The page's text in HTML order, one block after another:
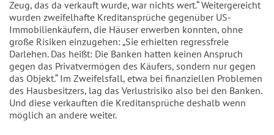
Zeug, das da verkauft wurde, war nichts wert.“ Weitergereicht
wurden zweifelhafte Kreditansprüche gegenüber US-
Immobilienkäufern, die Häuser erwerben konnten, ohne
große Risiken einzugehen: „Sie erhielten regressfreie
Darlehen. Das heißt: Die Banken hatten keinen Anspruch
gegen das Privatvermögen des Käufers, sondern nur gegen
das Objekt.“ Im Zweifelsfall, etwa bei finanziellen Problemen
des Hausbesitzers, lag das Verlustrisiko also bei den Banken.
Und diese verkauften die Kreditansprüche deshalb wenn
möglich an andere weiter.